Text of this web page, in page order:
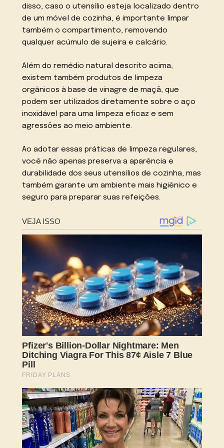
disso, caso o utensílio esteja localizado dentro
de um móvel de cozinha, é importante limpar
também o compartimento, removendo
qualquer acúmulo de sujeira e calcário.
Além do remédio natural descrito acima,
existem também produtos de limpeza
orgânicos à base de vinagre de maçã, que
podem ser utilizados diretamente sobre o aço
inoxidável para uma limpeza eficaz e sem
agressões ao meio ambiente.
Ao adotar essas práticas de limpeza regulares,
você não apenas preserva a aparência e
durabilidade dos seus utensílios de cozinha, mas
também garante um ambiente mais higiênico e
seguro para preparar suas refeições.